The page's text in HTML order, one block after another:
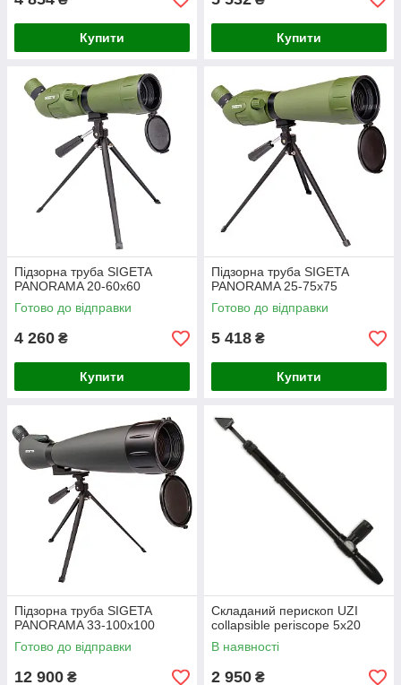
Купити Купити
Підзорна труба SIGETA
PANORAMA 20-60x60
Готово до відправки
4 260 ₴
Купити
Підзорна труба SIGETA
PANORAMA 25-75x75
Готово до відправки
5 418 ₴
Купити
Підзорна труба SIGETA
PANORAMA 33-100x100
Готово до відправки
12 900 ₴
Складаний перископ UZI
collapsible periscope 5x20
В наявності
2 950 ₴